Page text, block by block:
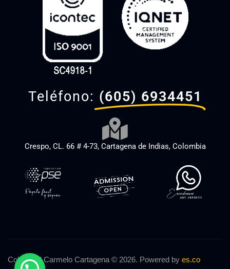
Teléfono: (605) 6934451
Crespo, CL. 66 # 4-73, Cartagena de Indias, Colombia
Colegio El Carmelo Cartagena © 2026. Powered by es.co